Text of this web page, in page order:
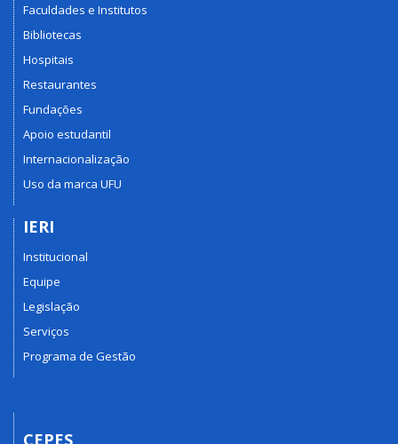
Faculdades e Institutos
Bibliotecas
Hospitais
Restaurantes
Fundações
Apoio estudantil
Internacionalização
Uso da marca UFU
IERI
Institucional
Equipe
Legislação
Serviços
Programa de Gestão
CEPES